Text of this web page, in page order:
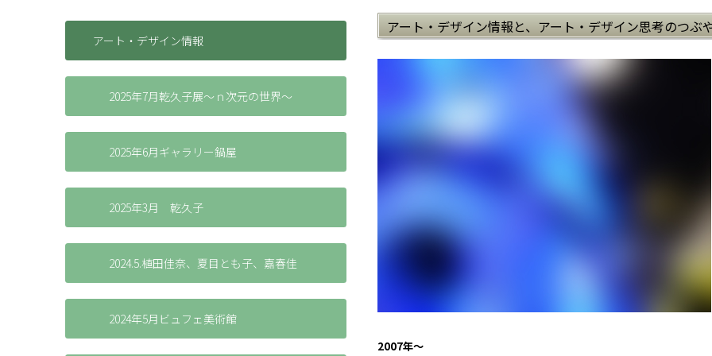
アート・デザイン情報
2025年7月乾久子展～ｎ次元の世界～
2025年6月ギャラリー鍋屋
2025年3月 乾久子
2024.5.植田佳奈、夏目とも子、嘉春佳
2024年5月ビュフェ美術館
アート・デザイン情報と、アート・デザイン思考のつぶ
2007年～